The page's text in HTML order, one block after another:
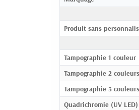
Produit sans
Tampographie 1 couleur
Tampographie 2 couleurs
Tampographie 3 couleurs
Quadrichromie (UV LED)